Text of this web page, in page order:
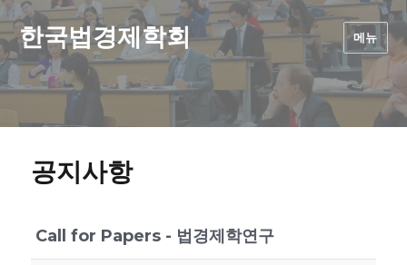
한국법경제학회 메뉴
공지사항
Call for Papers - 법경제학연구